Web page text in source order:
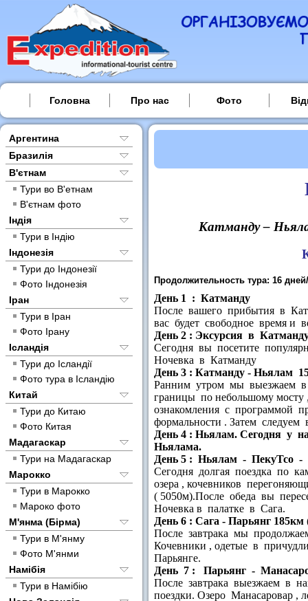
Головна Про нас Фото
Аргентина
Бразилія
В'єтнам
Тури во В'етнам
В'єтнам фото
Індія
Тури в Індію
Індонезія
Тури до Індонезії
Фото Індонезія
Іран
Тури в Іран
Фото Ірану
Ісландія
Тури до Ісландії
Фото тура в Ісландію
Китай
Тури до Китаю
Фото Китая
Мадагаскар
Тури на Мадагаскар
Марокко
Тури в Марокко
Мароко фото
М'янма (Бірма)
Тури в М'янму
Фото М'янми
Намібія
Тури в Намібію
Катманду –
Продолжительность тура: 16
День 1 : Катманду
После вашего прибытия в
вас будет свободное время и
День 2 : Эксурсия в
Сегодня вы посетите
Ночевка в Катманду
День 3 : Катманду - Ньялам
Ранним утром мы выезжаем в
границы по небольшому
ознакомления с программой
формальности . Затем следуем
День 4 : Ньялам. Сегодня у
Ньялама.
День 5 : Ньялам - ПекуТсо -
Сегодня долгая поездка по
озера , кочевников
( 5050м).После обеда вы
Ночевка в палатке в Сага.
День 6 : Сага - Парьянг 185км
После завтрака мы
Кочевники , одетые в
Парьянге.
День 7 : Парьянг -
После завтрака выезжаем в
поездки. Озеро Манасаровар ,